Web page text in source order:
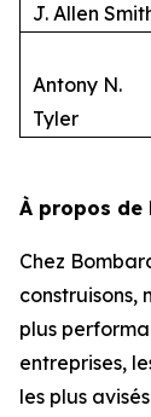
J. Allen
Antony N.
Tyler
À propos de
Chez
construisons,
plus
entreprises,
les plus